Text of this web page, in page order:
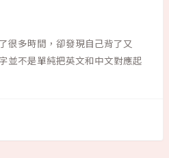
很多時間，卻發現自己背了又
並不是單純把英文和中文對應起